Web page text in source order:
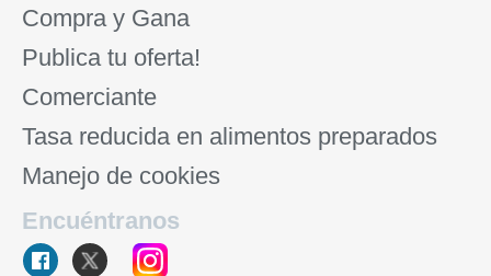
Compra y Gana
Publica tu oferta!
Comerciante
Tasa reducida en alimentos preparados
Manejo de cookies
Encuéntranos